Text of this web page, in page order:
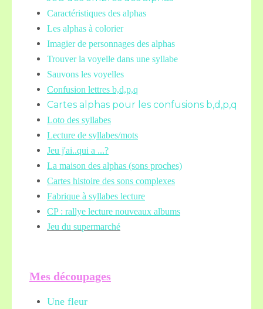
Caractéristiques des alphas
Les alphas à colorier
Imagier de personnages des alphas
Trouver la voyelle dans une syllabe
Sauvons les voyelles
Confusion lettres b,d,p,q
Cartes alphas pour les confusions b,d,p,q
Loto des syllabes
Lecture de syllabes/mots
Jeu j'ai..qui a ...?
La maison des alphas (sons proches)
Cartes histoire des sons complexes
Fabrique à syllabes lecture
CP : rallye lecture nouveaux albums
Jeu du supermarché
Mes découpages
Une fleur